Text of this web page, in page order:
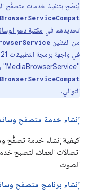
يُنصَح بتنفيذ خدمات متصفِّح
تحديدهما في مكتبة دعم
من الفئتَين
"MediaBrowserService" و "MediaBrowser" إلى مثيلَي
التوالي.
إنشاء خدمة متصفح
كيفية إنشاء خدمة تصفُّح
اتصالات العملاء لتصبح
الصوت
إنشاء برنامج متصفح